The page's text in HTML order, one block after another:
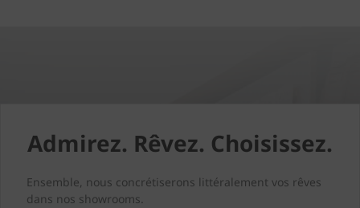
Admirez. Rêvez. Choisissez.
Ensemble, nous concrétiserons littéralement vos rêves
dans nos showrooms.